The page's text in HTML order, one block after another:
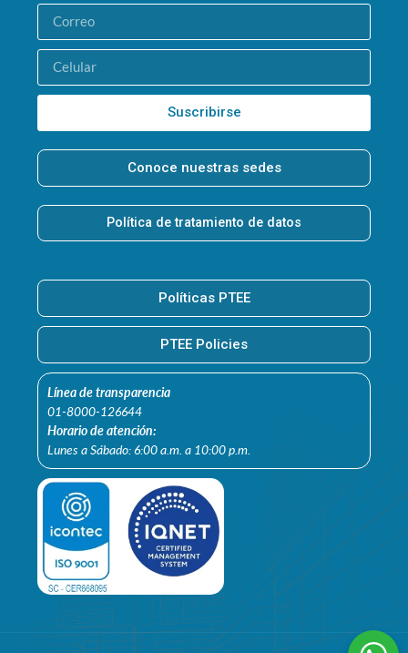
Suscribirse
Conoce nuestras sedes
Política de tratamiento de datos
Políticas PTEE
PTEE Policies
Línea de transparencia
01-8000-126644
Horario de atención:
Lunes a Sábado: 6:00 a.m. a 10:00 p.m.